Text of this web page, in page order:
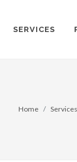
SERVICES
Home Services